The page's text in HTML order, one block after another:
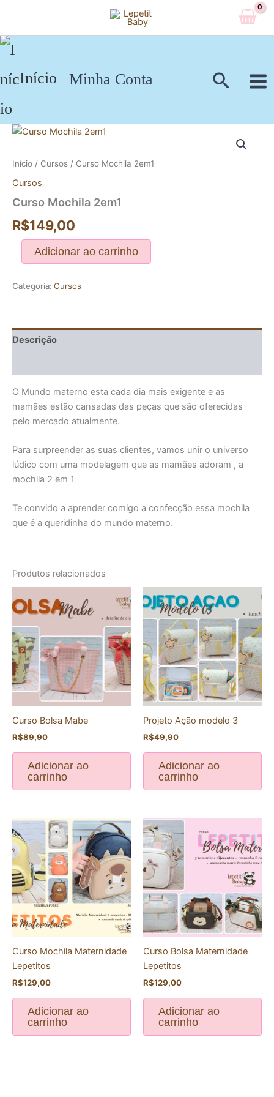
o
Início Minha Conta
Início / Cursos / Curso Mochila 2em1
Cursos
Curso Mochila 2em1
R$149,00
Curso
quantidade
Adicionar ao carrinho
Categoria: Cursos
Descrição
O Mundo materno esta cada dia mais exigente e as
mamães estão cansadas das peças que são oferecidas
pelo mercado atualmente.
Para surpreender as suas clientes, vamos unir o universo
lúdico com uma modelagem que as mamães adoram , a
mochila 2 em 1
Te convido a aprender comigo a confecção essa mochila
que é a queridinha do mundo materno.
Produtos relacionados
Curso Bolsa Mabe
R$89,90
Adicionar ao
carrinho
Projeto Ação modelo 3
R$49,90
Adicionar ao
carrinho
Curso Mochila Maternidade
Lepetitos
R$129,00
Adicionar ao
carrinho
Curso Bolsa Maternidade
Lepetitos
R$129,00
Adicionar ao
carrinho